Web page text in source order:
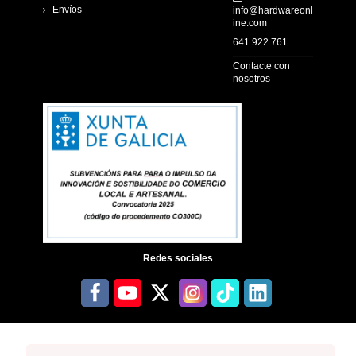
Envíos
info@hardwareonl
ine.com
641.922.761
Contacte con
nosotros
Redes sociales